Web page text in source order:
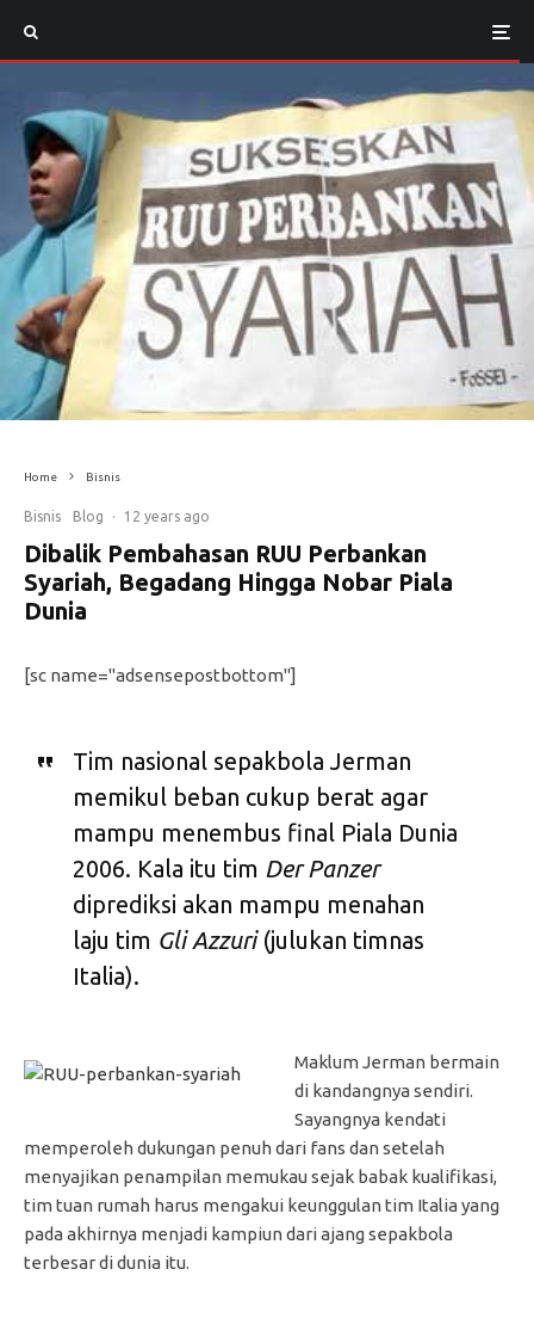
Home Bisnis
Bisnis Blog · 12 years ago
Dibalik Pembahasan RUU Perbankan
Syariah, Begadang Hingga Nobar Piala
Dunia
[sc name="adsensepostbottom"]
Tim nasional sepakbola Jerman
memikul beban cukup berat agar
mampu menembus final Piala Dunia
2006. Kala itu tim Der Panzer
diprediksi akan mampu menahan
laju tim Gli Azzuri(julukan timnas
Italia).
Maklum Jerman bermain
di kandangnya sendiri.
Sayangnya kendati
memperoleh dukungan penuh dari fans dan setelah
menyajikan penampilan memukau sejak babak kualifikasi,
tim tuan rumah harus mengakui keunggulan tim Italia yang
pada akhirnya menjadi kampiun dari ajang sepakbola
terbesar di dunia itu.